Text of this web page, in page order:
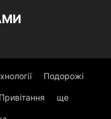
Подорожі
Привітання ще